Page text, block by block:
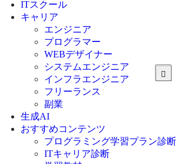
C言語
C#
VBA
Go言語
Kotlin
Java
JavaScript
Swift
Ruby
その他言語
ITスクール
キャリア
エンジニア
プログラマー
WEBデザイナー
システムエンジニア
インフラエンジニア
フリーランス
副業
生成AI
おすすめコンテンツ
プログラミング学習プラン診断
ITキャリア診断